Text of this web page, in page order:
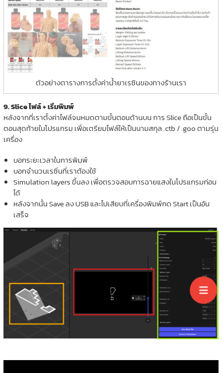
ตัวอย่างตารางการตั้งค่าน้ำยาเรซินของทางร้านเรา
9. Slice ไฟล์ + เริ่มพิมพ์
หลังจากที่เราตั้งค่าไฟล์จนหมดตามขั้นตอนด้านบน การ Slice ถือเป็นขั้น
ตอนสุดท้ายในโปรแกรม เพื่อเตรียมไฟล์ให้เป็นนามสกุล .ctb / .goo ตามรุ่น
เครื่อง
บอกระยะเวลาในการพิมพ์
บอกจำนวนเรซิ่นที่เราต้องใช้
Simulation layers ขึ้นลง เพื่อตรวจสอบการฉายแสงในโปรแกรมก่อน
ได้
หลังจากนั้น Save ลง USB และไปเสียบที่เครื่องพิมพ์กด Start เป็นอัน
เสร็จ